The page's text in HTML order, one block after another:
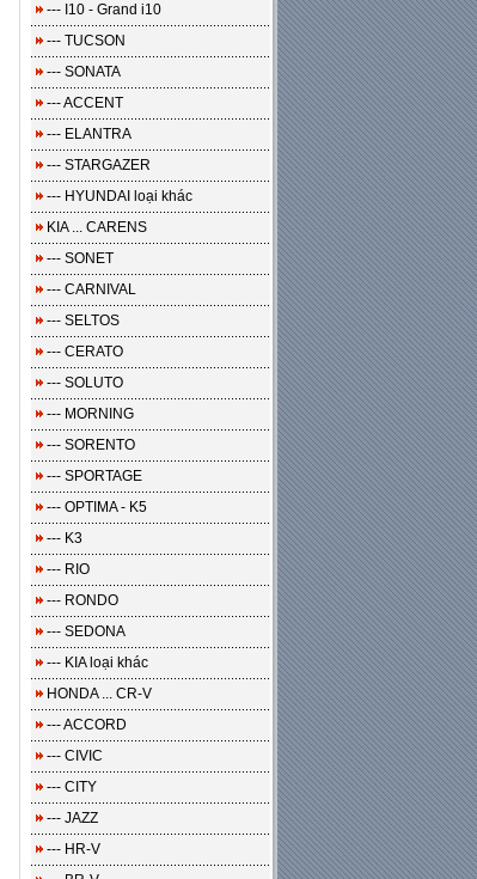
--- I10 - Grand i10
--- TUCSON
--- SONATA
--- ACCENT
--- ELANTRA
--- STARGAZER
--- HYUNDAI loại khác
KIA ... CARENS
--- SONET
--- CARNIVAL
--- SELTOS
--- CERATO
--- SOLUTO
--- MORNING
--- SORENTO
--- SPORTAGE
--- OPTIMA - K5
--- K3
--- RIO
--- RONDO
--- SEDONA
--- KIA loại khác
HONDA ... CR-V
--- ACCORD
--- CIVIC
--- CITY
--- JAZZ
--- HR-V